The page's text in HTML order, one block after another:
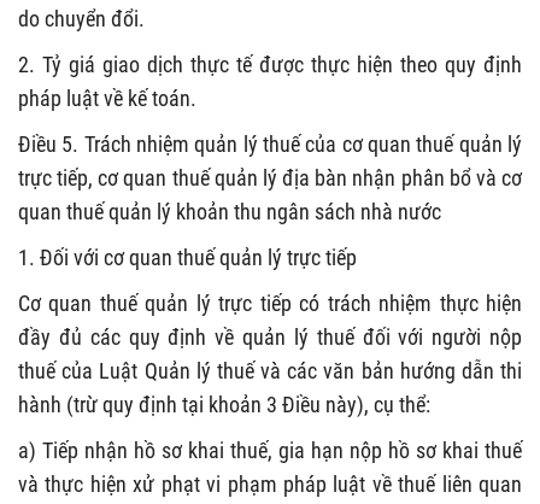
do chuyển đổi.
2. Tỷ giá giao dịch thực tế được thực hiện theo quy định
pháp luật về kế toán.
Điều 5. Trách nhiệm quản lý thuế của cơ quan thuế quản lý
trực tiếp, cơ quan thuế quản lý địa bàn nhận phân bổ và cơ
quan thuế quản lý khoản thu ngân sách nhà nước
1. Đối với cơ quan thuế quản lý trực tiếp
Cơ quan thuế quản lý trực tiếp có trách nhiệm thực hiện
đầy đủ các quy định về quản lý thuế đối với người nộp
thuế của Luật Quản lý thuế và các văn bản hướng dẫn thi
hành (trừ quy định tại khoản 3 Điều này), cụ thể:
a) Tiếp nhận hồ sơ khai thuế, gia hạn nộp hồ sơ khai thuế
và thực hiện xử phạt vi phạm pháp luật về thuế liên quan